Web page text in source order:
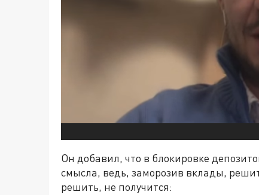
Он добавил, что в блокировке
смысла, ведь, заморозив вклады,
решить, не получится: